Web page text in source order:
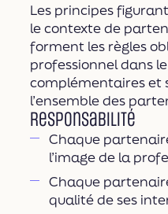
Les principes
le contexte de
forment les règles
professionnel dans
complémentaires et
l’ensemble des
Responsabilité
Chaque
l’image de la
Chaque
qualité de ses